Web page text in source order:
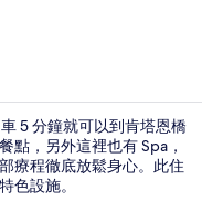
5 分鐘就可以到肯塔恩橋
點，另外這裡也有 Spa，
療程徹底放鬆身心。此住
色設施。